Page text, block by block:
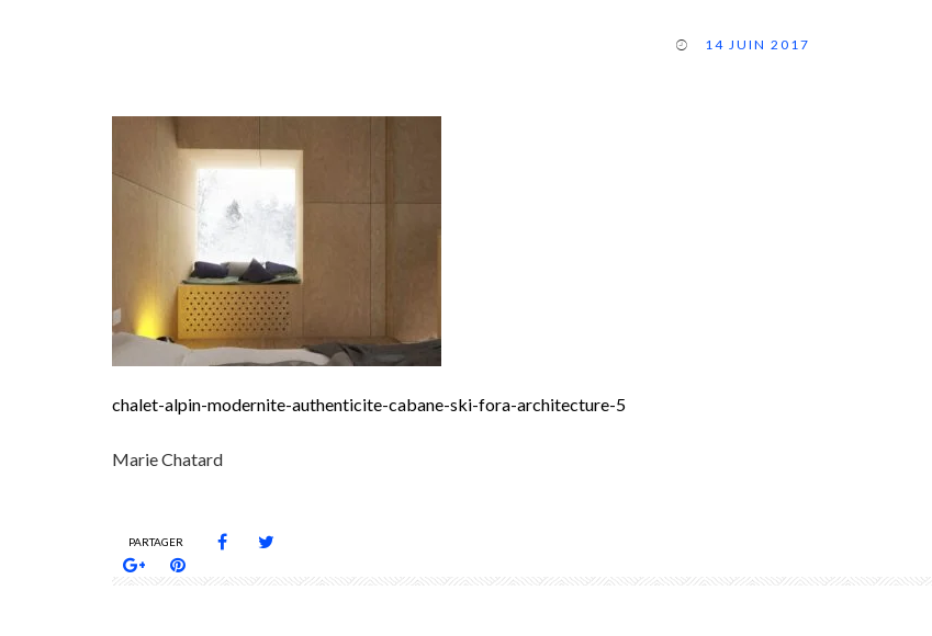
14 JUIN 2017
chalet-alpin-modernite-authenticite-cabane-ski-fora-architecture-5
Marie Chatard
PARTAGER